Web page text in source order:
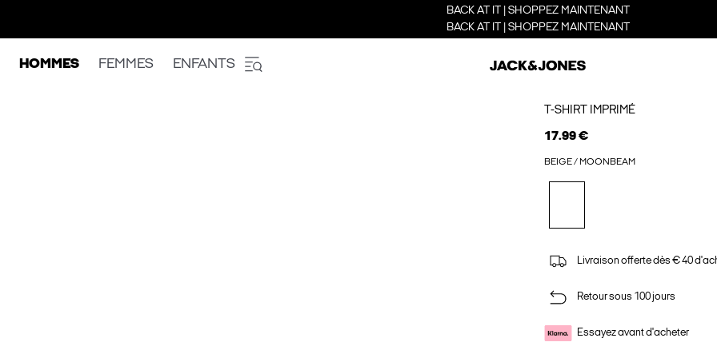
BACK AT IT | SHOPPEZ MAINTENANT
BACK AT IT | SHOPPEZ MAINTENANT
HOMMES FEMMES ENFANTS
T-SHIRT IMPRIMÉ
17.99 €
BEIGE / MOONBEAM
Livraison offerte dès € 40
Retour sous 100 jours
Essayez avant d'acheter